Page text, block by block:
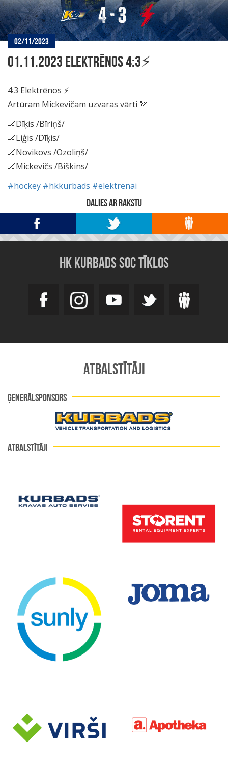
02/11/2023
01.11.2023 ELEKTRĒNOS 4:3⚡️
4:3 Elektrēnos ⚡️
Artūram Mickevičam uzvaras vārti 🏹
🏒Dīķis /Bīriņš/
🏒Liģis /Dīķis/
🏒Novikovs /Ozoliņš/
🏒Mickevičs /Biškins/
#hockey #hkkurbads #elektrenai
DALIES AR RAKSTU
HK KURBADS SOC TĪKLOS
ATBALSTĪTĀJI
ĢENERĀLSPONSORS
ATBALSTĪTĀJI